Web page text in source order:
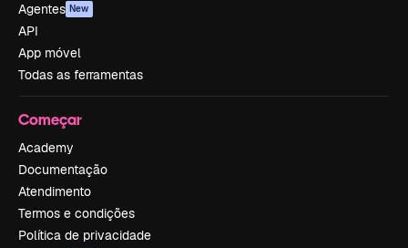
Agentes New
API
App móvel
Todas as ferramentas
Começar
Academy
Documentação
Atendimento
Termos e condições
Política de privacidade